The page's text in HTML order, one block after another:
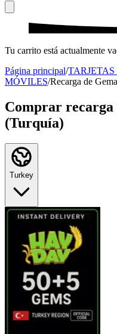
Tu carrito está actualmente
Página principal/
MÓVILES/Recarga de
Comprar recarga
(Turquía)
Turkey